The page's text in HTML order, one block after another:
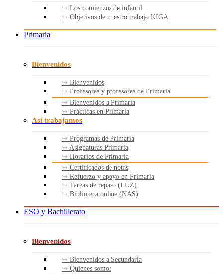
Los comienzos de infantil
Objetivos de nuestro trabajo KIGA
Primaria
Bienvenidos
Bienvenidos
Profesoras y profesores de Primaria
Bienvenidos a Primaria
Prácticas en Primaria
Así trabajamos
Programas de Primaria
Asignaturas Primaria
Horarios de Primaria
Certificados de notas
Refuerzo y apoyo en Primaria
Tareas de repaso (LÜZ)
Biblioteca online (NAS)
ESO y Bachillerato
Bienvenidos
Bienvenidos a Secundaria
Quienes somos